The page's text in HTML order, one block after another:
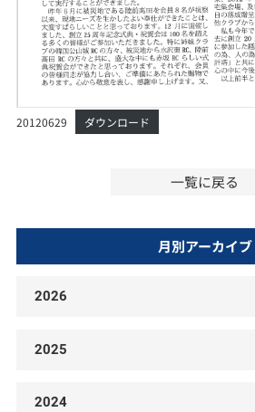
20120629 ダウンロード
一覧に戻る
月別アーカイブ
2026
2025
2024